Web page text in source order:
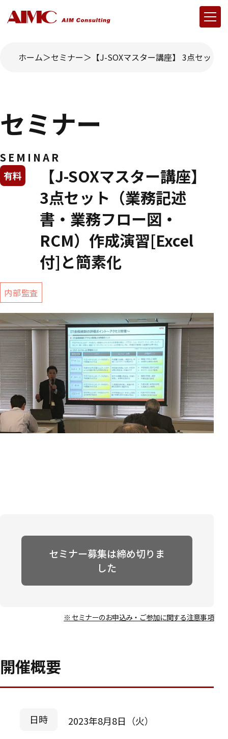
ホーム セミナー 【J-SOXマスター講座】 3点セット
セミナー
SEMINAR
【J-SOXマスター講座】
3点セット（業務記述
書・業務フロー図・
RCM）作成演習[Excel
付]と簡素化
有料
内部監査
セミナー募集は締め切りま
した
※ セミナーのお申込み・ご参加に関する注意事項
開催概要
日時 2023年8月8日（火）